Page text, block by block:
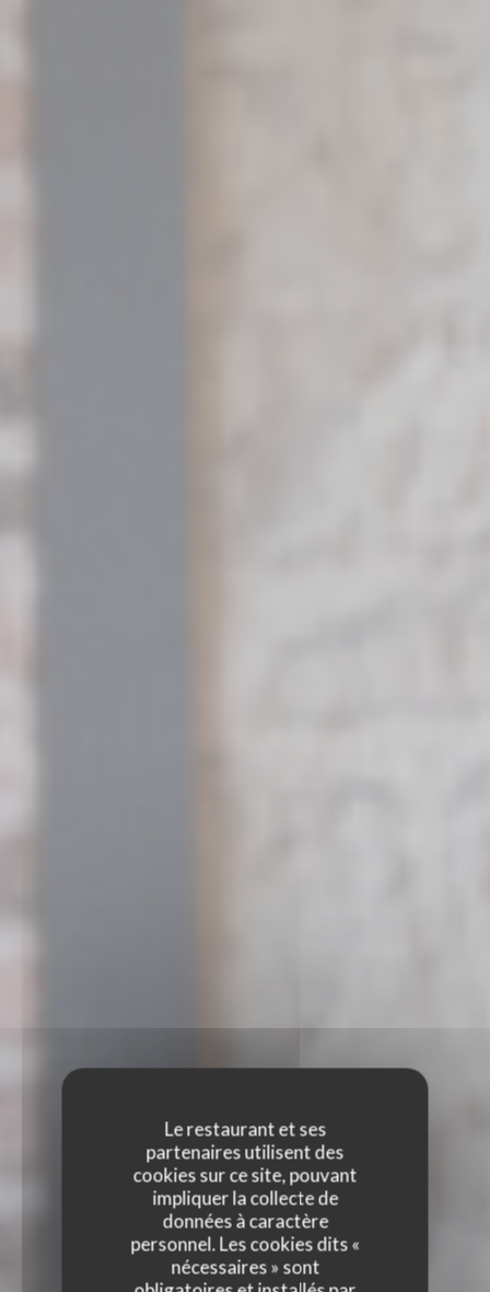
Le restaurant et ses
partenaires utilisent des
cookies sur ce site, pouvant
impliquer la collecte de
données à caractère
personnel. Les cookies dits «
nécessaires » sont